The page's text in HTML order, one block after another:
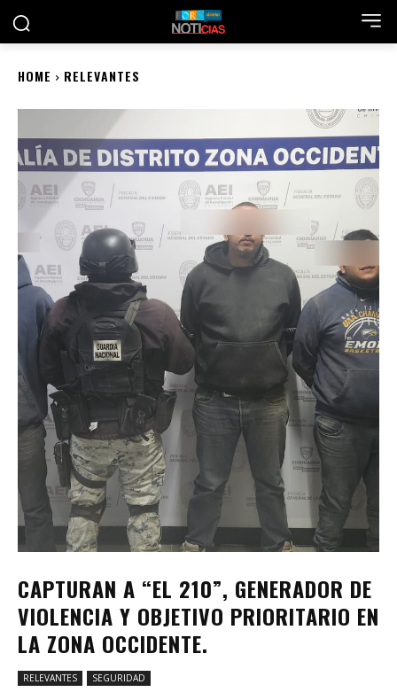
HOME RELEVANTES
CAPTURAN A “EL 210”, GENERADOR DE
VIOLENCIA Y OBJETIVO PRIORITARIO EN
LA ZONA OCCIDENTE.
RELEVANTES SEGURIDAD